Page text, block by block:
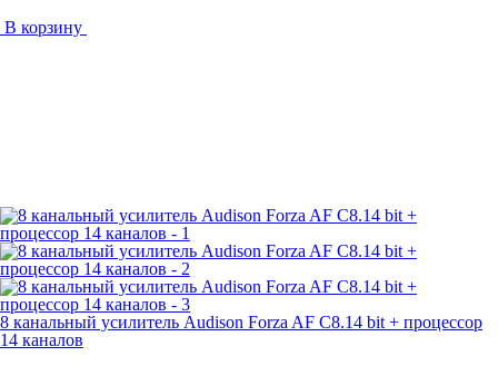
В корзину
8 канальный усилитель Audison Forza AF C8.14 bit + процессор
14 каналов